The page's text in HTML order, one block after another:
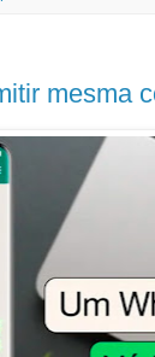
mesma